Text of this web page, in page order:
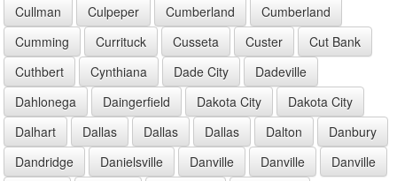
Cullman
Culpeper Cumberland
Cumberland
Cumming
Currituck Cusseta Custer
Cut Bank
Cuthbert
Cynthiana Dade City
Dadeville
Dahlonega
Daingerfield Dakota City
Dakota City
Dalhart
Dallas Dallas Dallas Dalton
Danbury
Dandridge
Danielsville Danville Danville
Danville